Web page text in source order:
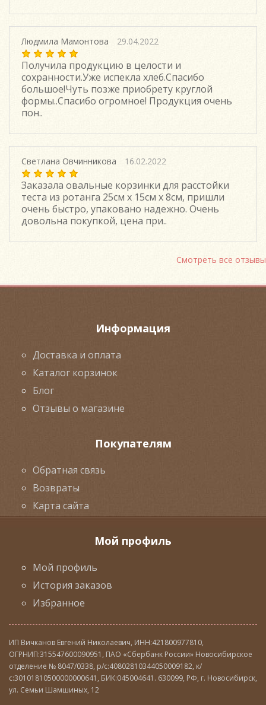
Людмила Мамонтова 29.04.2022
Получила продукцию в целости и
сохранности.Уже испекла хлеб.Спасибо
большое!Чуть позже приобрету круглой
формы..Спасибо огромное! Продукция очень
пон..
Светлана Овчинникова 16.02.2022
Заказала овальные корзинки для расстойки
теста из ротанга 25см х 15см х 8см, пришли
очень быстро, упаковано надежно. Очень
довольна покупкой, цена при..
Смотреть все отзывы
Информация
Доставка и оплата
Каталог корзинок
Блог
Отзывы о магазине
Покупателям
Обратная связь
Возвраты
Карта сайта
Мой профиль
Мой профиль
История заказов
Избранное
ИП Вичканов Евгений Николаевич, ИНН:421800977810,
ОГРНИП:315547600090951, ПАО «Сбербанк России» Новосибирское
отделение № 8047/0338, р/с:40802810344050009182, к/
с:30101810500000000641, БИК:045004641. 630099, РФ, г. Новосибирск,
ул. Семьи Шамшиных, 12